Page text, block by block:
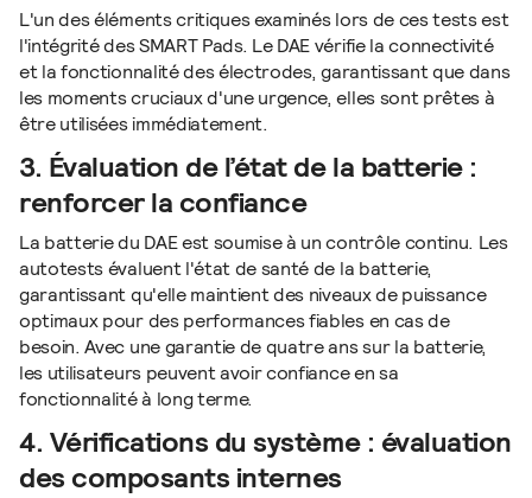
L'un des éléments critiques examinés lors de ces tests est
l'intégrité des SMART Pads. Le DAE vérifie la connectivité
et la fonctionnalité des électrodes, garantissant que dans
les moments cruciaux d'une urgence, elles sont prêtes à
être utilisées immédiatement.
3. Évaluation de l’état de la batterie :
renforcer la confiance
La batterie du DAE est soumise à un contrôle continu. Les
autotests évaluent l'état de santé de la batterie,
garantissant qu'elle maintient des niveaux de puissance
optimaux pour des performances fiables en cas de
besoin. Avec une garantie de quatre ans sur la batterie,
les utilisateurs peuvent avoir confiance en sa
fonctionnalité à long terme.
4. Vérifications du système : évaluation
des composants internes